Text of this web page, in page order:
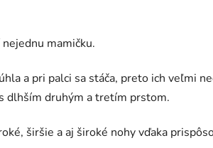
mamičku.
a pri palci sa stáča, preto ich veľmi
dlhším druhým a tretím prstom.
širšie a aj široké nohy vďaka